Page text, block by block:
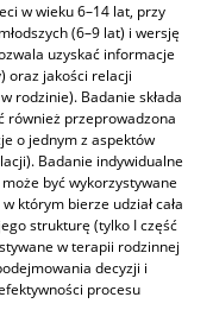
w wieku 6–14 lat, przy
(6–9 lat) i wersję
uzyskać informacje
oraz jakości relacji
rodzinie). Badanie składa
również przeprowadzona
o jednym z aspektów
Badanie indywidualne
być wykorzystywane
którym bierze udział cała
strukturę (tylko I część
w terapii rodzinnej
decyzji i
procesu